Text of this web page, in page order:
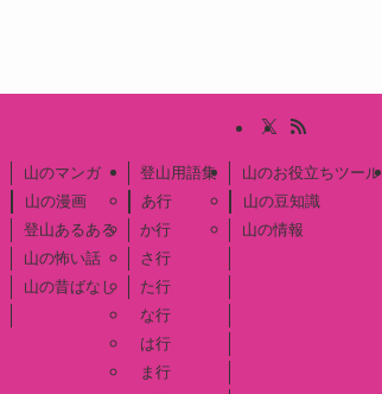
山のマンガ
山の漫画
登山あるある
山の怖い話
山の昔ばなし
登山用語集
あ行
か行
さ行
た行
な行
は行
ま行
山のお役立ちツール
山の豆知識
山の情報